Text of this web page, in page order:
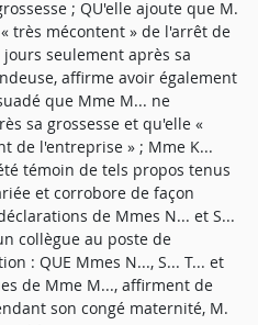
; QU'elle ajoute que M.
très mécontent » de l'arrêt de
seulement après sa
affirme avoir également
que Mme M... ne
sa grossesse et qu'elle «
de l'entreprise » ; Mme K...
témoin de tels propos tenus
et corrobore de façon
de Mmes N... et S...
collègue au poste de
: QUE Mmes N..., S... T... et
de Mme M..., affirment de
son congé maternité, M.